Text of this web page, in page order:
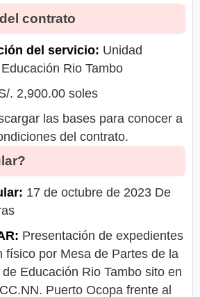
contrato
del servicio: Unidad
Rio Tambo
. 2,900.00 soles
las bases para conocer a
del contrato.
17 de octubre de 2023 De
Presentación de expedientes
físico por Mesa de Partes de la
Educación Rio Tambo sito en
Puerto Ocopa frente al